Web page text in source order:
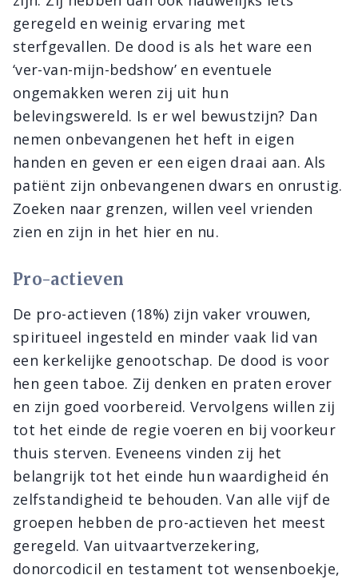
geregeld en weinig ervaring met
sterfgevallen. De dood is als het ware een
‘ver-van-mijn-bedshow’ en eventuele
ongemakken weren zij uit hun
belevingswereld. Is er wel bewustzijn? Dan
nemen onbevangenen het heft in eigen
handen en geven er een eigen draai aan. Als
patiënt zijn onbevangenen dwars en onrustig.
Zoeken naar grenzen, willen veel vrienden
zien en zijn in het hier en nu.
Pro-actieven
De pro-actieven (18%) zijn vaker vrouwen,
spiritueel ingesteld en minder vaak lid van
een kerkelijke genootschap. De dood is voor
hen geen taboe. Zij denken en praten erover
en zijn goed voorbereid. Vervolgens willen zij
tot het einde de regie voeren en bij voorkeur
thuis sterven. Eveneens vinden zij het
belangrijk tot het einde hun waardigheid én
zelfstandigheid te behouden. Van alle vijf de
groepen hebben de pro-actieven het meest
geregeld. Van uitvaartverzekering,
donorcodicil en testament tot wensenboekje,